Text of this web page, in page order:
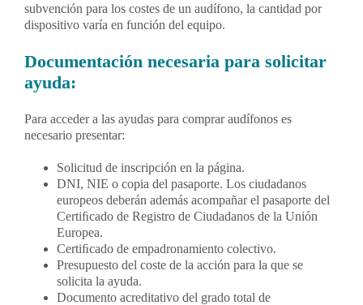
subvención para los costes de un audífono, la cantidad por
dispositivo varía en función del equipo.
Documentación necesaria para solicitar
ayuda:
Para acceder a las ayudas para comprar audífonos es
necesario presentar:
Solicitud de inscripción en la página.
DNI, NIE o copia del pasaporte. Los ciudadanos
europeos deberán además acompañar el pasaporte del
Certiﬁcado de Registro de Ciudadanos de la Unión
Europea.
Certiﬁcado de empadronamiento colectivo.
Presupuesto del coste de la acción para la que se
solicita la ayuda.
Documento acreditativo del grado total de